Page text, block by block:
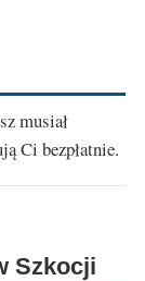
musiał
Ci bezpłatnie.
Szkocji